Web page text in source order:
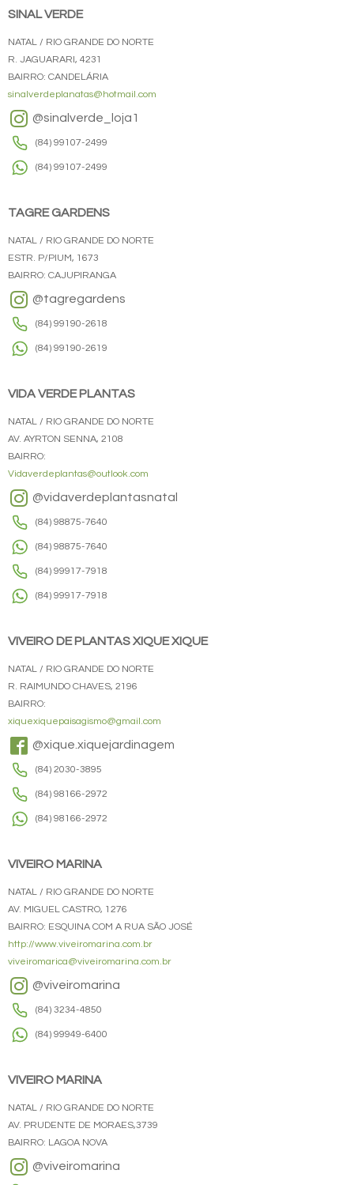
SINAL VERDE
NATAL / RIO GRANDE DO NORTE
R. JAGUARARI, 4231
BAIRRO: CANDELÁRIA
sinalverdeplanatas@hotmail.com
@sinalverde_loja1
(84) 99107-2499
(84) 99107-2499
TAGRE GARDENS
NATAL / RIO GRANDE DO NORTE
ESTR. P/PIUM, 1673
BAIRRO: CAJUPIRANGA
@tagregardens
(84) 99190-2618
(84) 99190-2619
VIDA VERDE PLANTAS
NATAL / RIO GRANDE DO NORTE
AV. AYRTON SENNA, 2108
BAIRRO:
Vidaverdeplantas@outlook.com
@vidaverdeplantasnatal
(84) 98875-7640
(84) 98875-7640
(84) 99917-7918
(84) 99917-7918
VIVEIRO DE PLANTAS XIQUE XIQUE
NATAL / RIO GRANDE DO NORTE
R. RAIMUNDO CHAVES, 2196
BAIRRO:
xiquexiquepaisagismo@gmail.com
@xique.xiquejardinagem
(84) 2030-3895
(84) 98166-2972
(84) 98166-2972
VIVEIRO MARINA
NATAL / RIO GRANDE DO NORTE
AV. MIGUEL CASTRO, 1276
BAIRRO: ESQUINA COM A RUA SÃO JOSÉ
http://www.viveiromarina.com.br
viveiromarica@viveiromarina.com.br
@viveiromarina
(84) 3234-4850
(84) 99949-6400
VIVEIRO MARINA
NATAL / RIO GRANDE DO NORTE
AV. PRUDENTE DE MORAES,3739
BAIRRO: LAGOA NOVA
@viveiromarina